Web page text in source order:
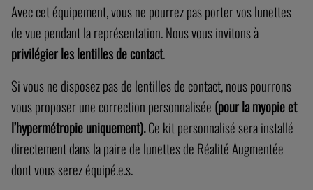
Avec cet équipement, vous ne pourrez pas porter vos lunettes
de vue pendant la représentation. Nous vous invitons à
privilégier les lentilles de contact.
Si vous ne disposez pas de lentilles de contact, nous pourrons
vous proposer une correction personnalisée (pour la myopie et
l’hypermétropie uniquement).Ce kit personnalisé sera installé
directement dans la paire de lunettes de Réalité Augmentée
dont vous serez équipé.e.s.